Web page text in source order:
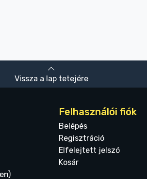
Vissza a lap tetejére
Felhasználói fiók
Belépés
Regisztráció
Elfelejtett jelszó
Kosár